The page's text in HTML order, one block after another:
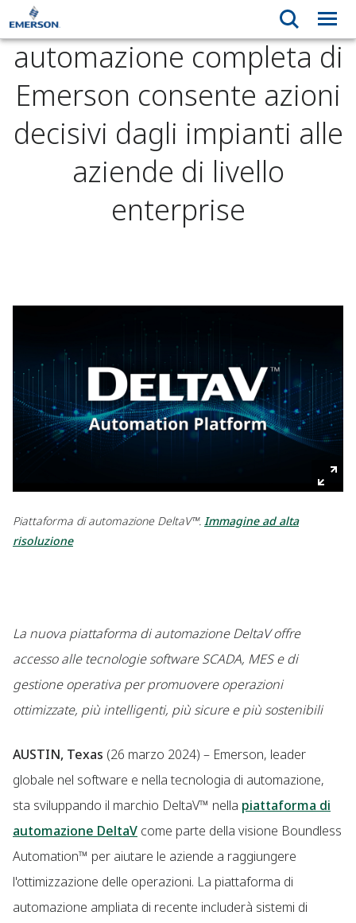
La nuova piattaforma di
automazione completa di
Emerson consente azioni
decisivi dagli impianti alle
aziende di livello
enterprise
Piattaforma di automazione DeltaV™. Immagine ad alta
risoluzione
La nuova piattaforma di automazione DeltaV offre
accesso alle tecnologie software SCADA, MES e di
gestione operativa per promuovere operazioni
ottimizzate, più intelligenti, più sicure e più sostenibili
AUSTIN, Texas (26 marzo 2024) – Emerson, leader
globale nel software e nella tecnologia di automazione,
sta sviluppando il marchio DeltaV™ nella piattaforma di
automazione DeltaV come parte della visione Boundless
Automation™ per aiutare le aziende a raggiungere
l'ottimizzazione delle operazioni. La piattaforma di
automazione ampliata di recente includerà sistemi di